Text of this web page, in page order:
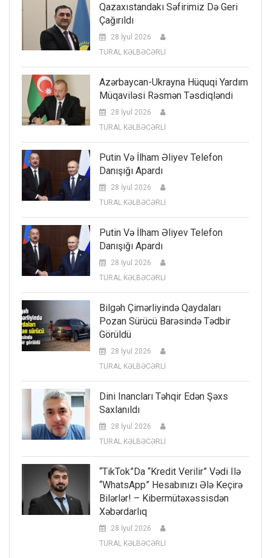
Qazaxıstandakı Səfirimiz Də Geri
Çağırıldı
28 İyul 2026
TURAL KƏLBƏCƏRLİ
Azərbaycan-Ukrayna Hüquqi Yardım
Müqaviləsi Rəsmən Təsdiqləndi
28 İyul 2026
TURAL KƏLBƏCƏRLİ
Putin Və İlham Əliyev Telefon
Danışığı Apardı
28 İyul 2026
TURAL KƏLBƏCƏRLİ
Putin Və İlham Əliyev Telefon
Danışığı Apardı
28 İyul 2026
TURAL KƏLBƏCƏRLİ
Bilgəh Çimərliyində Qaydaları
Pozan Sürücü Barəsində Tədbir
Görüldü
28 İyul 2026
TURAL KƏLBƏCƏRLİ
Dini Inancları Təhqir Edən Şəxs
Saxlanıldı
28 İyul 2026
TURAL KƏLBƏCƏRLİ
“TikTok”da “kredit Verilir” Vədi Ilə
“WhatsApp” Hesabınızı Ələ Keçirə
Bilərlər! – Kibermütəxəssisdən
Xəbərdarlıq
28 İyul 2026
TURAL KƏLBƏCƏRLİ